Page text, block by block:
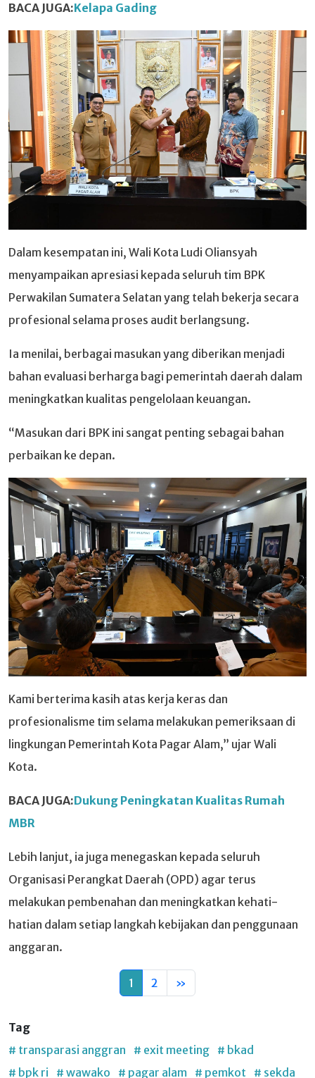
BACA JUGA:Kelapa Gading
Dalam kesempatan ini, Wali Kota Ludi Oliansyah
menyampaikan apresiasi kepada seluruh tim BPK
Perwakilan Sumatera Selatan yang telah bekerja secara
profesional selama proses audit berlangsung.
Ia menilai, berbagai masukan yang diberikan menjadi
bahan evaluasi berharga bagi pemerintah daerah dalam
meningkatkan kualitas pengelolaan keuangan.
“Masukan dari BPK ini sangat penting sebagai bahan
perbaikan ke depan.
Kami berterima kasih atas kerja keras dan
profesionalisme tim selama melakukan pemeriksaan di
lingkungan Pemerintah Kota Pagar Alam,” ujar Wali
Kota.
BACA JUGA:Dukung Peningkatan Kualitas Rumah
MBR
Lebih lanjut, ia juga menegaskan kepada seluruh
Organisasi Perangkat Daerah (OPD) agar terus
melakukan pembenahan dan meningkatkan kehati-
hatian dalam setiap langkah kebijakan dan penggunaan
anggaran.
1 2 »
Tag
# transparasi anggran
# exit meeting # bkad
# bpk ri
# wawako # pagar alam # pemkot # sekda